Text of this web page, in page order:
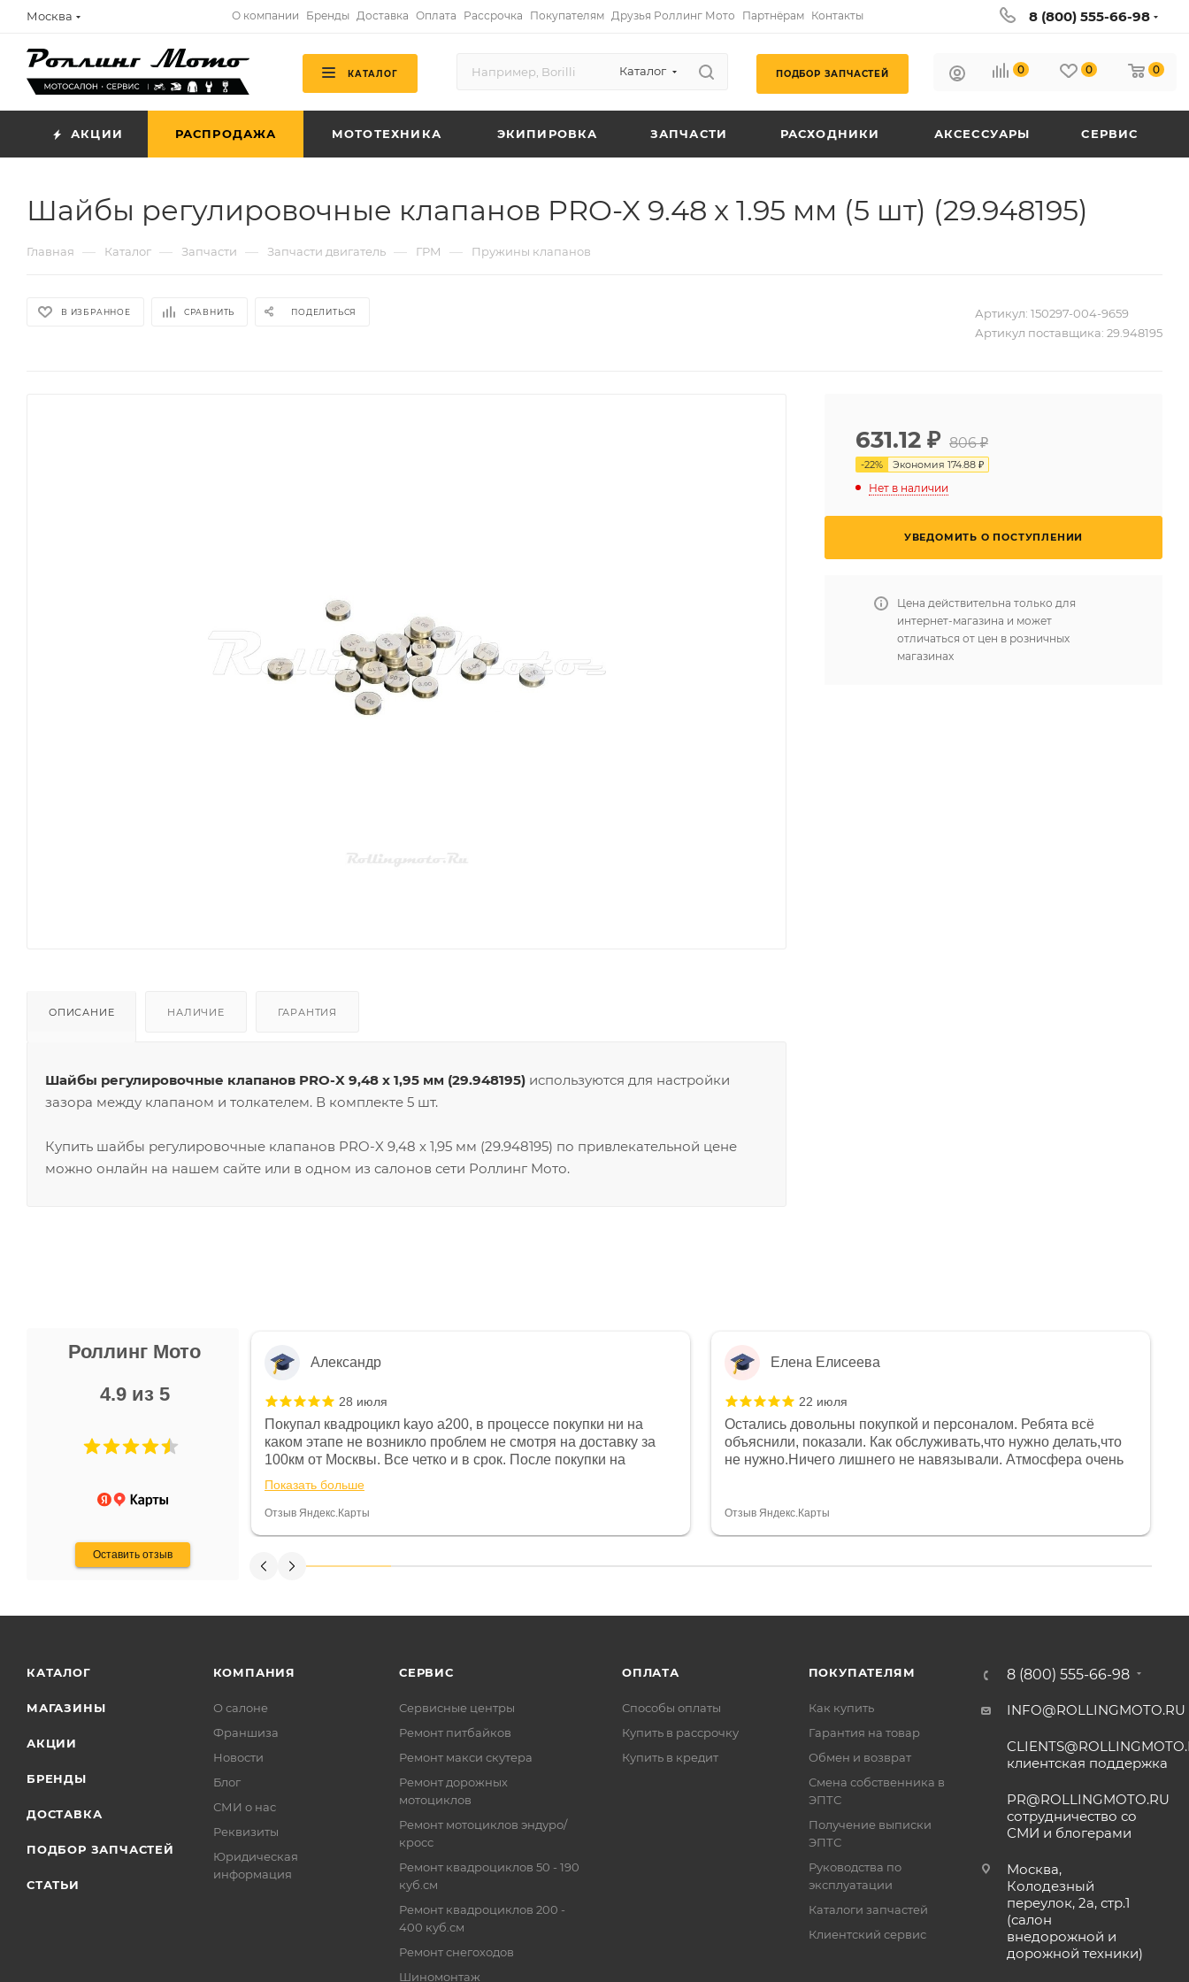
Москва О компании Бренды Доставка Оплата Рассрочка Покупателям Друзья Роллинг Мото Партнёрам Контакты 8 (800) 555-66-98
КАТАЛОГ Каталог ПОДБОР ЗАПЧАСТЕЙ 0 0 0
АКЦИИ РАСПРОДАЖА МОТОТЕХНИКА ЭКИПИРОВКА ЗАПЧАСТИ РАСХОДНИКИ АКСЕССУАРЫ СЕРВИС
Шайбы регулировочные клапанов PRO-X 9.48 x 1.95 мм (5 шт) (29.948195)
Главная — Каталог — Запчасти — Запчасти двигатель — ГРМ — Пружины клапанов
В ИЗБРАННОЕ СРАВНИТЬ ПОДЕЛИТЬСЯ Артикул: 150297-004-9659
Артикул поставщика: 29.948195
ОПИСАНИЕ НАЛИЧИЕ ГАРАНТИЯ
Шайбы регулировочные клапанов PRO-X 9,48 x 1,95 мм (29.948195) используются для настройки
зазора между клапаном и толкателем. В комплекте 5 шт.
Купить шайбы регулировочные клапанов PRO-X 9,48 x 1,95 мм (29.948195) по привлекательной цене
можно онлайн на нашем сайте или в одном из салонов сети Роллинг Мото.
631.12 ₽ 806 ₽
-22% Экономия 174.88 ₽
Нет в наличии
УВЕДОМИТЬ О ПОСТУПЛЕНИИ
Цена действительна только для
интернет-магазина и может
отличаться от цен в розничных
магазинах
Роллинг Мото
4.9 из 5
Оставить отзыв
Не понравились условия
и дают только на год)
Александр
28 июля
Покупал квадроцикл kayo a200, в процессе покупки ни на
каком этапе не возникло проблем не смотря на доставку за
100км от Москвы. Все четко и в срок. После покупки на
спидометре всегда был 0, при этом представители магазина
постоянно были на связи и в итоге проблема была решена.
Считаю, что это говорит о небезразличии к клиенту после
Показать больше
Отзыв Яндекс.Карты
Елена Елисеева
22 июля
Остались довольны покупкой и персоналом. Ребята всё
объяснили, показали. Как обслуживать,что нужно делать,что
не нужно.Ничего лишнего не навязывали. Атмосфера очень
огромное спасибо Дмитрию, за клиентоориентированность и
Отзыв Яндекс.Карты
КАТАЛОГ
МАГАЗИНЫ
АКЦИИ
БРЕНДЫ
ДОСТАВКА
ПОДБОР ЗАПЧАСТЕЙ
СТАТЬИ
КОМПАНИЯ
О салоне
Франшиза
Новости
Блог
СМИ о нас
Реквизиты
Юридическая
информация
СЕРВИС
Сервисные центры
Ремонт питбайков
Ремонт макси скутера
Ремонт дорожных
мотоциклов
Ремонт мотоциклов эндуро/
кросс
Ремонт квадроциклов 50 - 190
куб.см
Ремонт квадроциклов 200 -
400 куб.см
Ремонт снегоходов
Шиномонтаж
ОПЛАТА
Способы оплаты
Купить в рассрочку
Купить в кредит
ПОКУПАТЕЛЯМ
Как купить
Гарантия на товар
Обмен и возврат
Смена собственника в
ЭПТС
Получение выписки
ЭПТС
Руководства по
эксплуатации
Каталоги запчастей
Клиентский сервис
8 (800) 555-66-98
INFO@ROLLINGMOTO.RU
клиентская поддержка
PR@ROLLINGMOTO.RU
сотрудничество со
СМИ и блогерами
Москва,
Колодезный
переулок, 2а, стр.1
(салон
внедорожной и
дорожной техники)